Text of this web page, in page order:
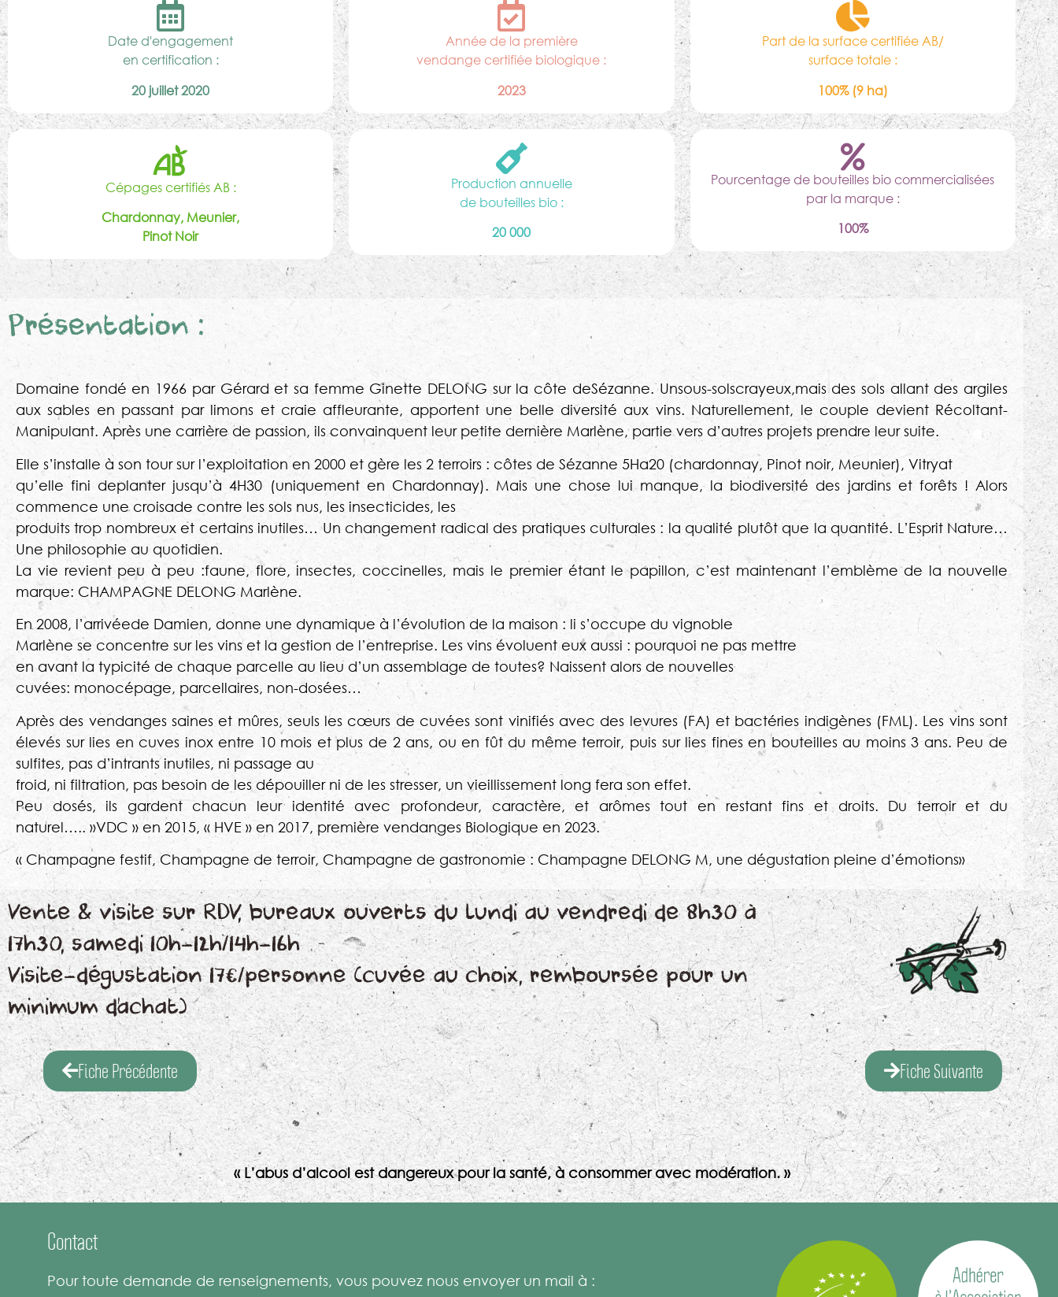
Date d'engagement
en certification :
20 juillet 2020
Année de la première
vendange certifiée biologique :
2023
Part de la surface certifiée AB/
surface totale :
100% (9 ha)
Cépages certifiés AB :
Chardonnay, Meunier,
Pinot Noir
Production annuelle
de bouteilles bio :
20 000
Pourcentage de bouteilles bio commercialisées
par la marque :
100%
Présentation :
Domaine fondé en 1966 par Gérard et sa femme Ginette DELONG sur la côte deSézanne. Unsous-solscrayeux,mais des sols allant des argiles
aux sables en passant par limons et craie affleurante, apportent une belle diversité aux vins. Naturellement, le couple devient Récoltant-
Manipulant. Après une carrière de passion, ils convainquent leur petite dernière Marlène, partie vers d’autres projets prendre leur suite.
Elle s’installe à son tour sur l’exploitation en 2000 et gère les 2 terroirs : côtes de Sézanne 5Ha20 (chardonnay, Pinot noir, Meunier), Vitryat
qu’elle fini deplanter jusqu’à 4H30 (uniquement en Chardonnay). Mais une chose lui manque, la biodiversité des jardins et forêts ! Alors
commence une croisade contre les sols nus, les insecticides, les
produits trop nombreux et certains inutiles… Un changement radical des pratiques culturales : la qualité plutôt que la quantité. L’Esprit Nature…
Une philosophie au quotidien.
La vie revient peu à peu :faune, flore, insectes, coccinelles, mais le premier étant le papillon, c’est maintenant l’emblème de la nouvelle
marque: CHAMPAGNE DELONG Marlène.
En 2008, l’arrivéede Damien, donne une dynamique à l’évolution de la maison : li s’occupe du vignoble
Marlène se concentre sur les vins et la gestion de l’entreprise. Les vins évoluent eux aussi : pourquoi ne pas mettre
en avant la typicité de chaque parcelle au lieu d’un assemblage de toutes? Naissent alors de nouvelles
cuvées: monocépage, parcellaires, non-dosées…
Après des vendanges saines et mûres, seuls les cœurs de cuvées sont vinifiés avec des levures (FA) et bactéries indigènes (FML). Les vins sont
élevés sur lies en cuves inox entre 10 mois et plus de 2 ans, ou en fût du même terroir, puis sur lies fines en bouteilles au moins 3 ans. Peu de
sulfites, pas d’intrants inutiles, ni passage au
froid, ni filtration, pas besoin de les dépouiller ni de les stresser, un vieillissement long fera son effet.
Peu dosés, ils gardent chacun leur identité avec profondeur, caractère, et arômes tout en restant fins et droits. Du terroir et du
naturel….. »VDC » en 2015, « HVE » en 2017, première vendanges Biologique en 2023.
« Champagne festif, Champagne de terroir, Champagne de gastronomie : Champagne DELONG M, une dégustation pleine d’émotions»
Vente & visite sur RDV, bureaux ouverts du lundi au vendredi de 8h30 à
17h30, samedi 10h-12h/14h-16h
Visite-dégustation 17€/personne (cuvée au choix, remboursée pour un
minimum d’achat)
Fiche Précédente Fiche Suivante
« L’abus d’alcool est dangereux pour la santé, à consommer avec modération. »
Contact
Pour toute demande de renseignements, vous pouvez nous envoyer un mail à :